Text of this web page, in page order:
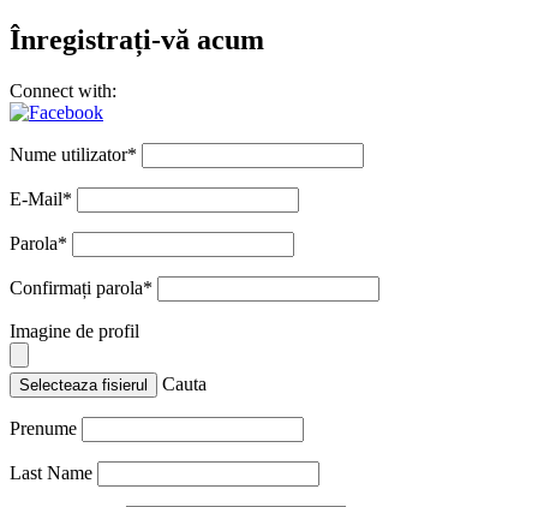
Înregistrați-vă acum
Connect with:
Nume utilizator*
E-Mail*
Parola*
Confirmați parola*
Imagine de profil
Selecteaza fisierul Cauta
Prenume
Last Name